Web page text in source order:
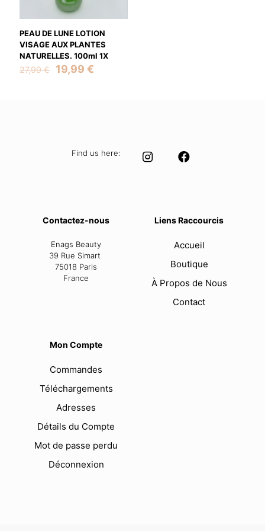
next time I comment.
PEAU DE LUNE LOTION
VISAGE AUX PLANTES
NATURELLES. 100ml 1X
27,99€
Original
19,99 €
Find us here:
Contactez-nous
Enags Beauty
39 Rue Simart
75018 Paris
France
Liens Raccourcis
Accueil
Boutique
À Propos de Nous
Contact
Mon Compte
Commandes
Téléchargements
Adresses
Détails du Compte
Mot de passe perdu
Déconnexion